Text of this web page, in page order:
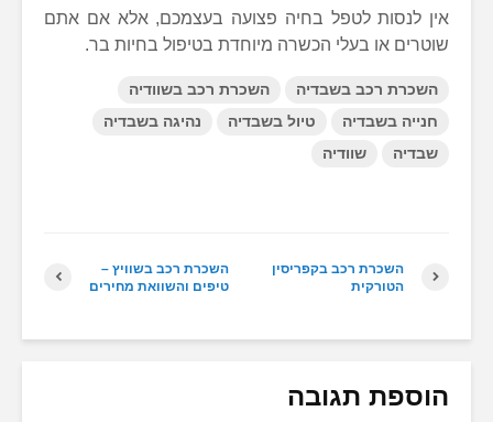
אין לנסות לטפל בחיה פצועה בעצמכם, אלא אם אתם
שוטרים או בעלי הכשרה מיוחדת בטיפול בחיות בר.
השכרת רכב בשבדיה
השכרת רכב בשוודיה
חנייה בשבדיה
טיול בשבדיה
נהיגה בשבדיה
שבדיה
שוודיה
השכרת רכב בשוויץ –
טיפים והשוואת מחירים
השכרת רכב בקפריסין
הטורקית
הוספת תגובה